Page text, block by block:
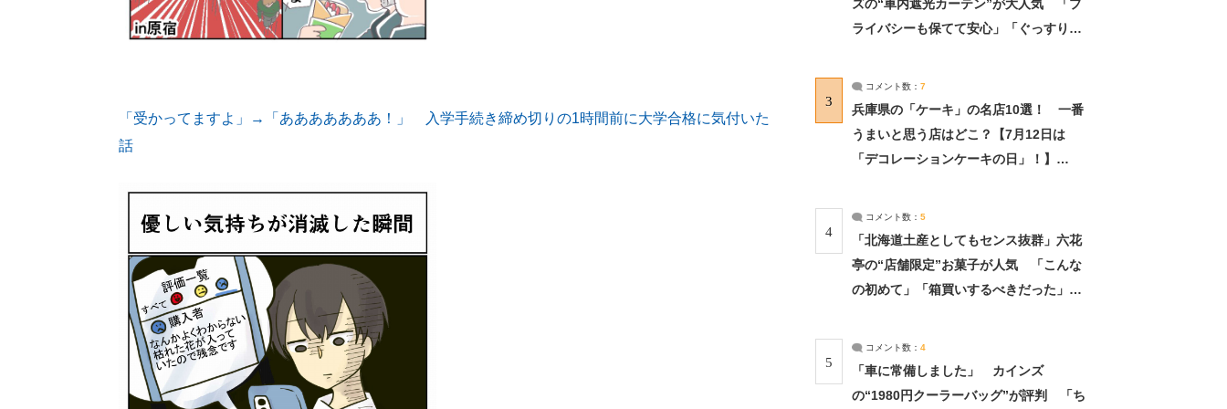
「受かってますよ」→「あああああああ！」 入学手続き締め切りの1時間前に大学合格に気付いた
話
ズの“車内遮光カーテン”が大人気 「プ
ライバシーも保てて安心」「ぐっすり眠
3
コメント数： 7
兵庫県の「ケーキ」の名店10選！ 一番
うまいと思う店はどこ？【7月12日は
「デコレーションケーキの日」！】
4
コメント数： 5
「北海道土産としてもセンス抜群」六花
亭の“店舗限定”お菓子が人気 「こんな
の初めて」「箱買いするべきだった」
5
コメント数： 4
「車に常備しました」 カインズ
の“1980円クーラーバッグ”が評判 「ち